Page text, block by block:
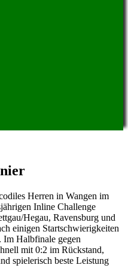
Herren in Wangen im
Inline Challenge
Hegau, Ravensburg und
einigen Startschwierigkeiten
Im Halbfinale gegen
mit 0:2 im Rückstand,
spielerisch beste Leistung